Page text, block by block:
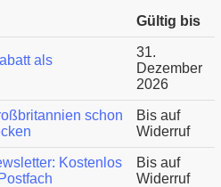
Gültig bis
als
31.
Dezember
2026
schon
Bis auf
Widerruf
Kostenlos
Bis auf
Widerruf